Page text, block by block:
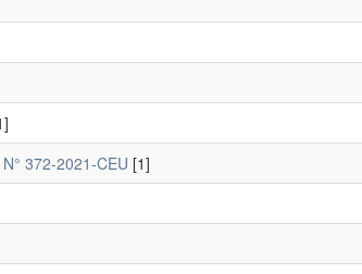
372-2021-CEU [1]